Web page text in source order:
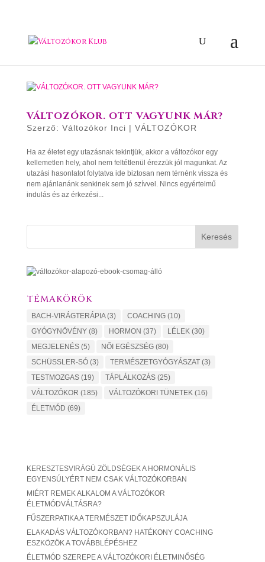
VÁLTOZÓKOR. OTT VAGYUNK MÁR?
Szerző: Változókor Inci | VÁLTOZÓKOR
Ha az életet egy utazásnak tekintjük, akkor a változókor egy
kellemetlen hely, ahol nem feltétlenül érezzük jól magunkat. Az
utazási hasonlatot folytatva ide biztosan nem térnénk vissza és
nem ajánlanánk senkinek sem jó szívvel. Nincs egyértelmű
indulás és az érkezési...
Keresés
TÉMAKÖRÖK
BACH-VIRÁGTERÁPIA(3) COACHING(10)
GYÓGYNÖVÉNY(8) HORMON (37) LÉLEK(30)
MEGJELENÉS(5) NŐI EGÉSZSÉG(80)
SCHÜSSLER-SÓ(3) TERMÉSZETGYÓGYÁSZAT(3)
TESTMOZGAS(19) TÁPLÁLKOZÁS(25)
VÁLTOZÓKOR (185) VÁLTOZÓKORI TÜNETEK(16)
ÉLETMÓD (69)
KERESZTESVIRÁGÚ ZÖLDSÉGEK A HORMONÁLIS
EGYENSÚLYÉRT NEM CSAK VÁLTOZÓKORBAN
MIÉRT REMEK ALKALOM A VÁLTOZÓKOR
ÉLETMÓDVÁLTÁSRA?
FŰSZERPATIKA A TERMÉSZET IDŐKAPSZULÁJA
ELAKADÁS VÁLTOZÓKORBAN? HATÉKONY COACHING
ESZKÖZÖK A TOVÁBBLÉPÉSHEZ
ÉLETMÓD SZEREPE A VÁLTOZÓKORI ÉLETMINŐSÉG